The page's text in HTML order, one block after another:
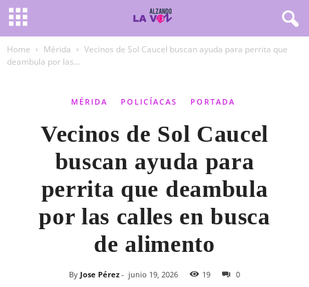
Home Mérida
Vecinos de Sol Caucel buscan ayuda para perrita que
deambula por las...
MÉRIDA POLICÍACAS PORTADA
Vecinos de Sol Caucel
buscan ayuda para
perrita que deambula
por las calles en busca
de alimento
By Jose Pérez - junio 19, 2026 19 0